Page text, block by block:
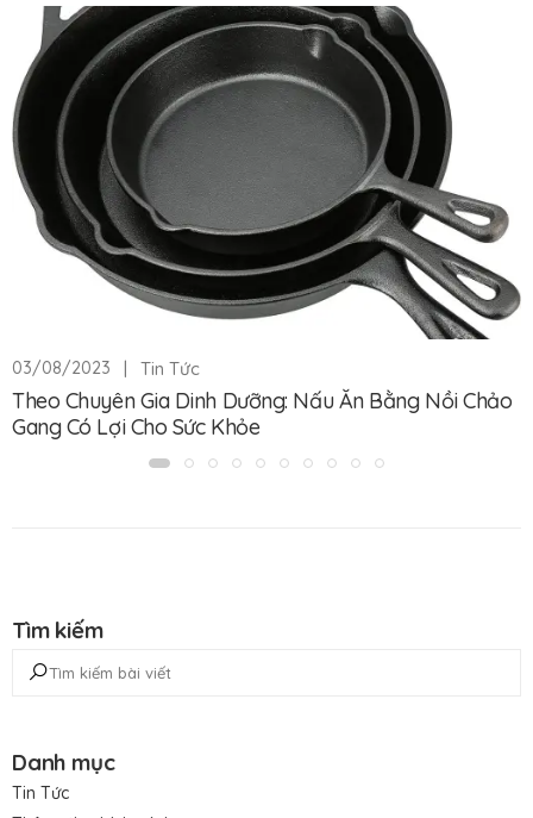
03/08/2023 | Tin Tức
Theo Chuyên Gia Dinh Dưỡng: Nấu Ăn Bằng Nồi Chảo
Gang Có Lợi Cho Sức Khỏe
Tìm kiếm
Danh mục
Tin Tức